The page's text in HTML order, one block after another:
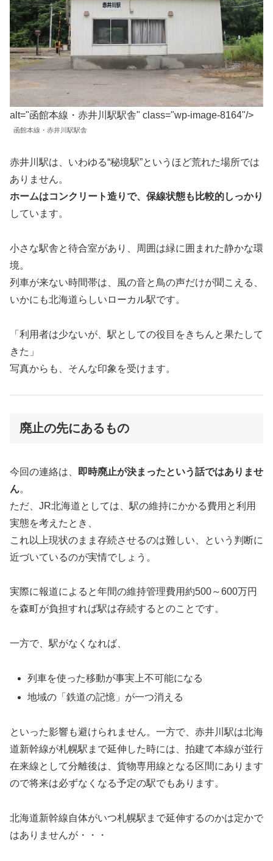
alt="函館本線・赤井川駅駅舎" class="wp-image-8164"/>
函館本線・赤井川駅駅舎
赤井川駅は、いわゆる“秘境駅”というほど荒れた場所では
ありません。
ホームはコンクリート造りで、保線状態も比較的しっかり
しています。
小さな駅舎と待合室があり、周囲は緑に囲まれた静かな環
境。
列車が来ない時間帯は、風の音と鳥の声だけが聞こえる、
いかにも北海道らしいローカル駅です。
「利用者は少ないが、駅としての役目をきちんと果たして
きた」
写真からも、そんな印象を受けます。
廃止の先にあるもの
今回の連絡は、
即時廃止が決まったという話ではありませ
ん。
ただ、JR北海道としては、駅の維持にかかる費用と利用
実態を考えたとき、
これ以上現状のまま存続させるのは難しい、という判断に
近づいているのが実情でしょう。
実際に報道によると年間の維持管理費用約500～600万円
を森町が負担すれば駅は存続するとのことです。
一方で、駅がなくなれば、
列車を使った移動が事実上不可能になる
地域の「鉄道の記憶」が一つ消える
といった影響も避けられません。一方で、赤井川駅は北海
道新幹線が札幌駅まで延伸した時には、拍建て本線が並行
在来線として分離後は、貨物専用線となる区間にあります
ので将来は必ずなくなる予定の駅でもあります。
北海道新幹線自体がいつ札幌駅まで延伸するのかは定かで
はありませんが・・・